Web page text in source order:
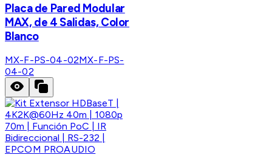
Placa de Pared Modular
MAX, de 4 Salidas, Color
Blanco
MX-F-PS-04-02MX-F-PS-
04-02
EPCOM PROAUDIO